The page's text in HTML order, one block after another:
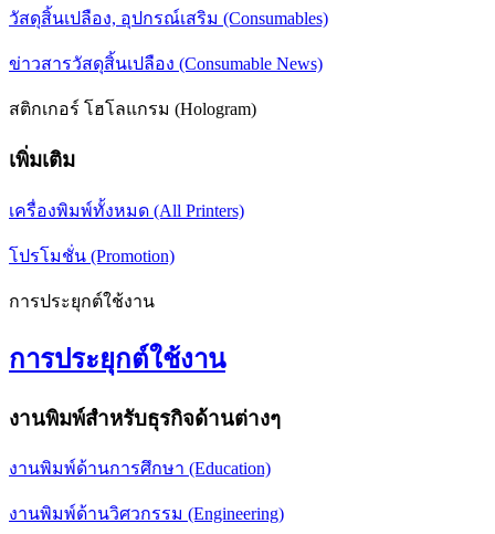
วัสดุสิ้นเปลือง, อุปกรณ์เสริม (Consumables)
ข่าวสารวัสดุสิ้นเปลือง (Consumable News)
สติกเกอร์ โฮโลแกรม (Hologram)
เพิ่มเติม
เครื่องพิมพ์ทั้งหมด (All Printers)
โปรโมชั่น (Promotion)
การประยุกต์ใช้งาน
การประยุกต์ใช้งาน
งานพิมพ์สำหรับธุรกิจด้านต่างๆ
งานพิมพ์ด้านการศึกษา (Education)
งานพิมพ์ด้านวิศวกรรม (Engineering)